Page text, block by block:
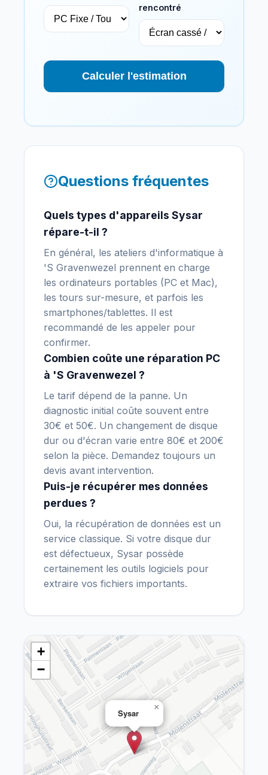
rencontré
Calculer l'estimation
Questions fréquentes
Quels types d'appareils Sysar
répare-t-il ?
En général, les ateliers d'informatique à
'S Gravenwezel prennent en charge
les ordinateurs portables (PC et Mac),
les tours sur-mesure, et parfois les
smartphones/tablettes. Il est
recommandé de les appeler pour
confirmer.
Combien coûte une réparation PC
à 'S Gravenwezel ?
Le tarif dépend de la panne. Un
diagnostic initial coûte souvent entre
30€ et 50€. Un changement de disque
dur ou d'écran varie entre 80€ et 200€
selon la pièce. Demandez toujours un
devis avant intervention.
Puis-je récupérer mes données
perdues ?
Oui, la récupération de données est un
service classique. Si votre disque dur
est défectueux, Sysar possède
certainement les outils logiciels pour
extraire vos fichiers importants.
Sysar
×
+
−